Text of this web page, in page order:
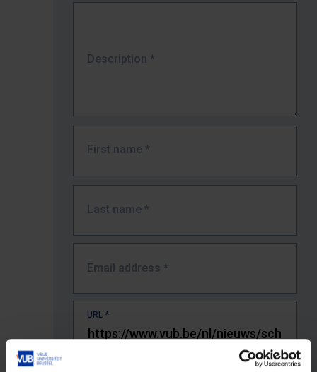
Description *
First name *
Last name *
Email address *
URL *
The full URL of the page where you encountered the error.